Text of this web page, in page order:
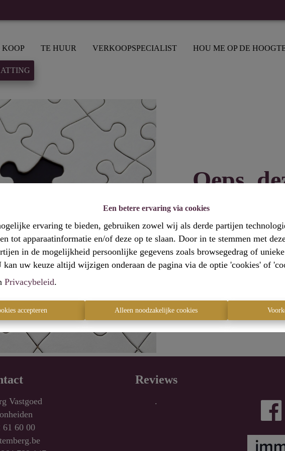
Een betere ervaring via cookies
ervaring te bieden, gebruiken zowel wij als derde partijen
tot apparaatinformatie en/of deze op te slaan. Door in te stemmen met
in de mogelijkheid persoonlijke gegevens zoals browsegedrag of
kan uw keuze altijd wijzigen onderaan de pagina via de optie 'cookies' of
Privacybeleid.
accepteren Alleen noodzakelijke cookies
KOOP TE HUUR VERKOOPSPECIALIST HOU ME OP DE
Oeps,
Vastgoed
61 60 00
Reviews
.